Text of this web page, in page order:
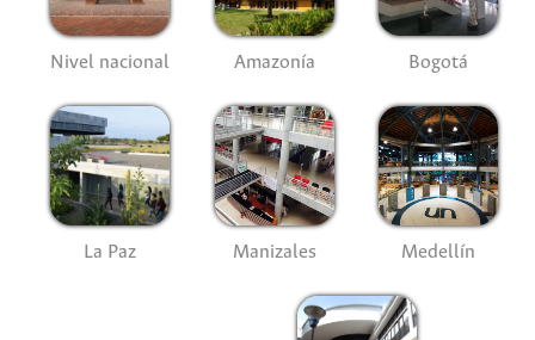
Nivel nacional Amazonía Bogotá
La Paz Manizales Medellín